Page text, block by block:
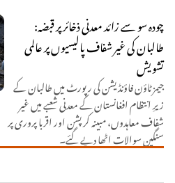
چودہ سو سے زائد معدنی ذخائر پر قبضہ:
طالبان کی غیر شفاف پالیسیوں پر عالمی
تشویش
جیمز ٹاؤن فاؤنڈیشن کی رپورٹ میں طالبان کے
زیرِ انتظام افغانستان کے معدنی شعبے میں غیر
شفاف معاہدوں، مبینہ کرپشن اور اقربا پروری پر
سنگین سوالات اٹھا دیے گئے۔